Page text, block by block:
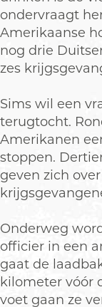
ondervraagt
Amerikaanse
nog drie
zes
Sims wil een
terugtocht.
Amerikanen
stoppen.
geven zich
Onderweg
officier in een
gaat de
kilometer vóór
voet gaan ze